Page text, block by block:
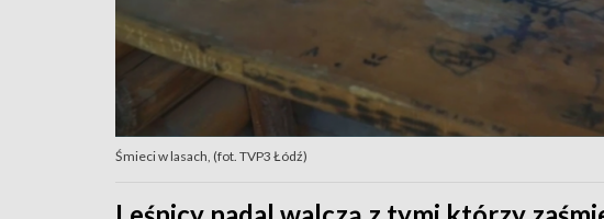
Śmieci w lasach, (fot. TVP3 Łódź)